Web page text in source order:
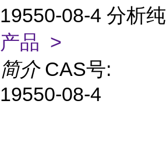
19550-08-4 分析纯
产品 >
简介 CAS号:
19550-08-4